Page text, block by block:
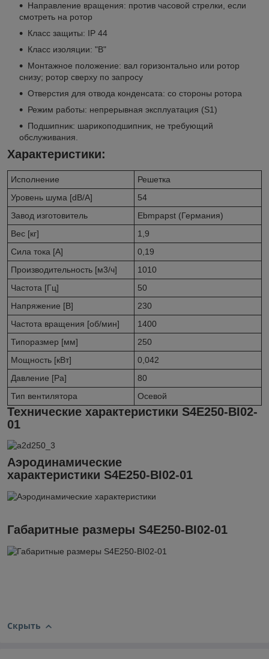
Направление вращения: против часовой стрелки, если
смотреть на ротор
Класс защиты: IP 44
Класс изоляции: "B"
Монтажное положение: вал горизонтально или ротор
снизу; ротор сверху по запросу
Отверстия для отвода конденсата: со стороны ротора
Режим работы: непрерывная эксплуатация (S1)
Подшипник: шарикоподшипник, не требующий
обслуживания.
Характеристики:
Исполнение
Решетка
Уровень шума [dB/A]
54
Завод изготовитель
Ebmpapst (Германия)
Вес [кг]
1,9
Сила тока [A]
0,19
Производительность [м3/ч]
1010
Частота [Гц]
50
Напряжение [В]
230
Частота вращения [об/мин]
1400
Типоразмер [мм]
250
Мощность [кВт]
0,042
Давление [Pa]
80
Тип вентилятора
Осевой
Технические характеристики S4E250-BI02-
01
Аэродинамические
характеристики S4E250-BI02-01
Габаритные размеры S4E250-BI02-01
Скрыть